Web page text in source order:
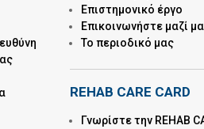
Επιστημονικό έργο
Επικοινωνήστε μαζί
Το περιοδικό μας
REHAB CARE CARD
Γνωρίστε την REHAB